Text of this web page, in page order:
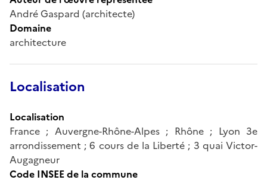
André Gaspard (architecte)
Domaine
architecture
Localisation
Localisation
France ; Auvergne-Rhône-Alpes ; Rhône ; Lyon 3e
arrondissement ; 6 cours de la Liberté ; 3 quai Victor-
Augagneur
Code INSEE de la commune